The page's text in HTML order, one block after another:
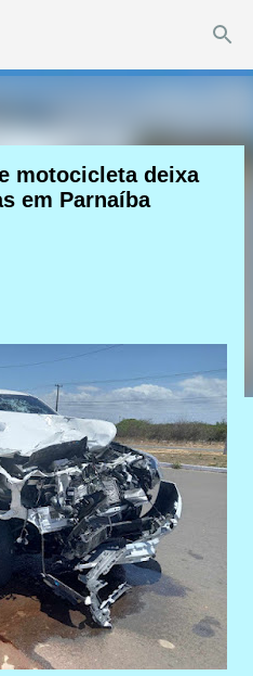
principal
motocicleta deixa
em Parnaíba